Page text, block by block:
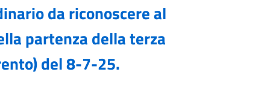
da riconoscere al
partenza della terza
del 8-7-25.